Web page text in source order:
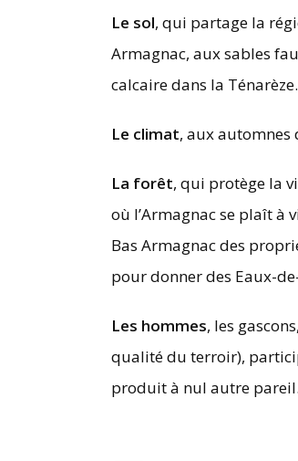
Le sol, qui partage la
Armagnac, aux sables
calcaire dans la Ténarèze.
Le climat, aux automnes
La forêt, qui protège la
où l’Armagnac se plaît à
Bas Armagnac des
pour donner des Eaux-
Les hommes, les
qualité du terroir),
produit à nul autre pareil.